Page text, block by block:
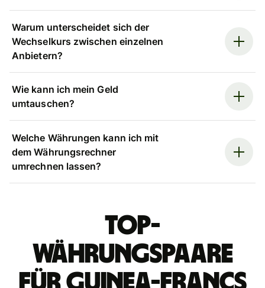
Warum unterscheidet sich der
Wechselkurs zwischen einzelnen
Anbietern?
Wie kann ich mein Geld
umtauschen?
Welche Währungen kann ich mit
dem Währungsrechner
umrechnen lassen?
Top-
Währungspaare